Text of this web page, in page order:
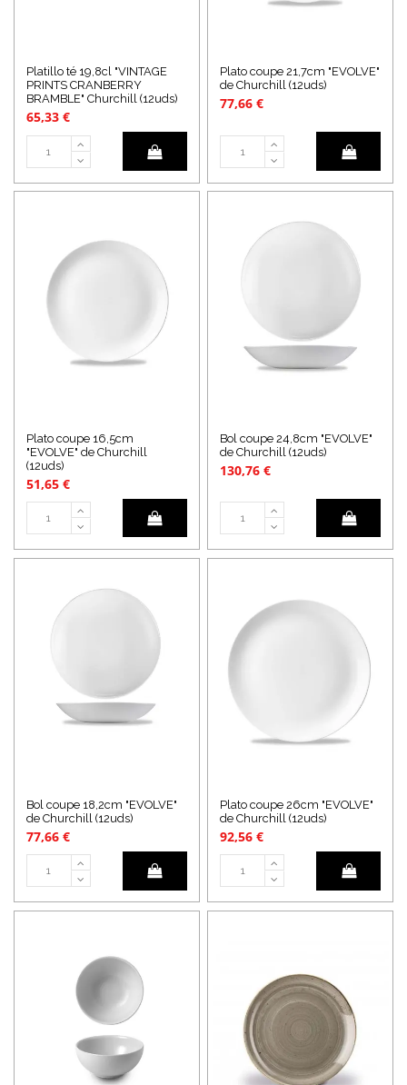
Platillo té 19,8cl "VINTAGE
PRINTS CRANBERRY
BRAMBLE" Churchill (12uds)
65,33 €
Plato coupe 21,7cm "EVOLVE"
de Churchill (12uds)
77,66 €
Plato coupe 16,5cm
"EVOLVE" de Churchill
(12uds)
51,65 €
Bol coupe 24,8cm "EVOLVE"
de Churchill (12uds)
130,76 €
Bol coupe 18,2cm "EVOLVE"
de Churchill (12uds)
77,66 €
Plato coupe 26cm "EVOLVE"
de Churchill (12uds)
92,56 €